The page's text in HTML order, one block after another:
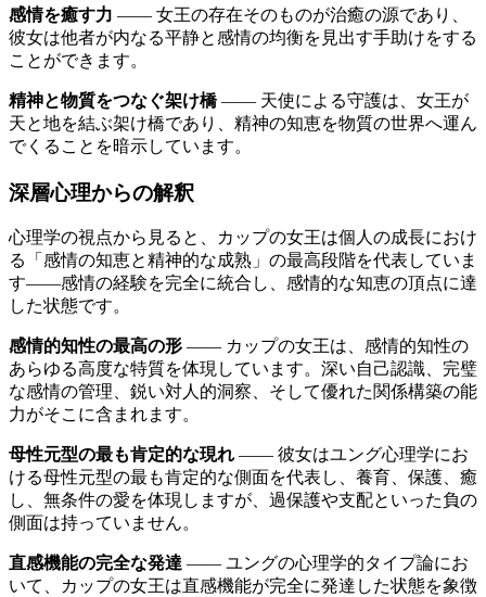
感情を癒す力 ―― 女王の存在そのものが治癒の源であり、
彼女は他者が内なる平静と感情の均衡を見出す手助けをする
ことができます。
精神と物質をつなぐ架け橋―― 天使による守護は、女王が
天と地を結ぶ架け橋であり、精神の知恵を物質の世界へ運ん
でくることを暗示しています。
深層心理からの解釈
心理学の視点から見ると、カップの女王は個人の成長におけ
る「感情の知恵と精神的な成熟」の最高段階を代表していま
す――感情の経験を完全に統合し、感情的な知恵の頂点に達
した状態です。
感情的知性の最高の形 ―― カップの女王は、感情的知性の
あらゆる高度な特質を体現しています。深い自己認識、完璧
な感情の管理、鋭い対人的洞察、そして優れた関係構築の能
力がそこに含まれます。
母性元型の最も肯定的な現れ ―― 彼女はユング心理学にお
ける母性元型の最も肯定的な側面を代表し、養育、保護、癒
し、無条件の愛を体現しますが、過保護や支配といった負の
側面は持っていません。
直感機能の完全な発達 ―― ユングの心理学的タイプ論にお
いて、カップの女王は直感機能が完全に発達した状態を象徴